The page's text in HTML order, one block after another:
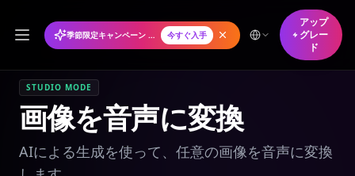
季節限定キャンペーン 年間プランが50%オフ 今すぐ入手
アップ
グレー
ド
STUDIO MODE
画像を音声に変換
AIによる生成を使って、任意の画像を音声に変換